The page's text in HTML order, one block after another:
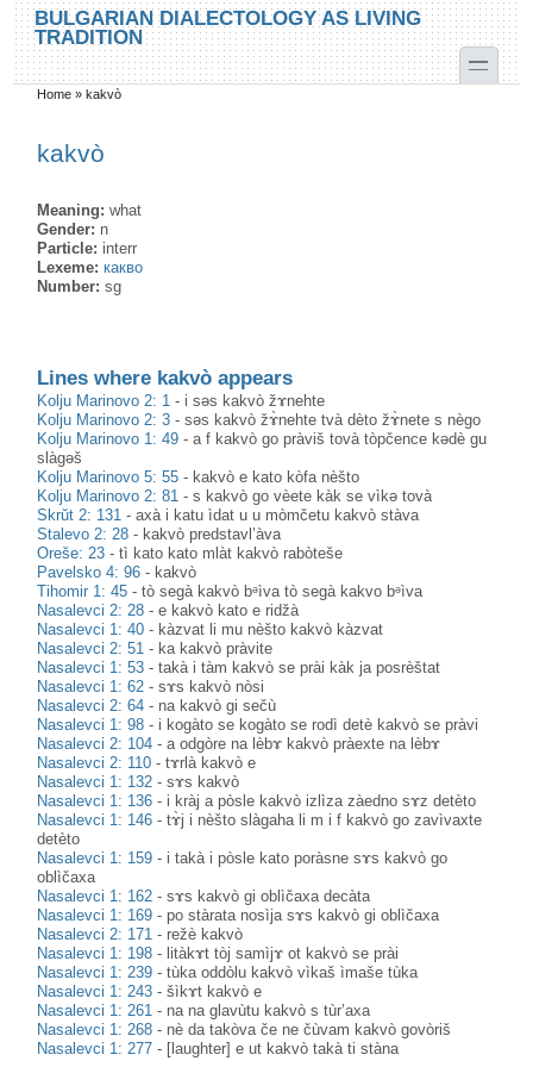
Skip to main content
Skip to search
BULGARIAN DIALECTOLOGY AS LIVING
TRADITION
toggle
You are here
Home » kakvò
kakvò
Meaning:what
Gender: n
Particle: interr
Lexeme:какво
Number:sg
Lines where kakvò appears
Kolju Marinovo 2: 1 - i səs kakvò žɤnehte
Kolju Marinovo 2: 3 -səs kakvò žɤ̀nehte tvà dèto žɤ̀nete s nègo
Kolju Marinovo 1: 49 -a f kakvò go pràviš tovà tòpčence kədè gu
slàgəš
Kolju Marinovo 5: 55 - kakvò e kato kòfa nèšto
Kolju Marinovo 2: 81 -s kakvò go vèete kàk se vìkə tovà
Skrŭt 2: 131 -axà i katu ìdat u u mòmčetu kakvò stàva
Stalevo 2: 28 - kakvò predstavl’àva
Oreše: 23 -tì kato kato mlàt kakvò rabòteše
Pavelsko 4: 96 - kakvò
Tihomir 1: 45 -tò segà kakvò bᵊìva tò segà kakvo bᵊìva
Nasalevci 2: 28 -e kakvò kato e ridžà
Nasalevci 1: 40 - kàzvat li mu nèšto kakvò kàzvat
Nasalevci 2: 51 - ka kakvò pràvite
Nasalevci 1: 53 -takà i tàm kakvò se prài kàk ja posrèštat
Nasalevci 1: 62 -sɤs kakvò nòsi
Nasalevci 2: 64 - na kakvò gi sečù
Nasalevci 1: 98 - i kogàto se kogàto se rodì detè kakvò se pràvi
Nasalevci 2: 104 -a odgòre na lèbɤ kakvò pràexte na lèbɤ
Nasalevci 2: 110 -tɤrlà kakvò e
Nasalevci 1: 132 -sɤs kakvò
Nasalevci 1: 136 - i kràj a pòsle kakvò izlìza zàedno sɤz detèto
Nasalevci 1: 146 -tɤ̀j i nèšto slàgaha li m i f kakvò go zavìvaxte
detèto
Nasalevci 1: 159 - i takà i pòsle kato poràsne sɤs kakvò go
oblìčaxa
Nasalevci 1: 162 -sɤs kakvò gi oblìčaxa decàta
Nasalevci 1: 169 -po stàrata nosìja sɤs kakvò gi oblìčaxa
Nasalevci 2: 171 - režè kakvò
Nasalevci 1: 198 - litàkɤt tòj samìjɤ ot kakvò se prài
Nasalevci 1: 239 -tùka oddòlu kakvò vìkaš ìmaše tùka
Nasalevci 1: 243 -šìkɤt kakvò e
Nasalevci 1: 261 - na na glavùtu kakvò s tùr’axa
Nasalevci 1: 268 - nè da takòva če ne čùvam kakvò govòriš
Nasalevci 1: 277 - [laughter] e ut kakvò takà ti stàna